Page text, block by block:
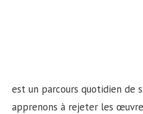
est un parcours quotidien de
apprenons à rejeter les